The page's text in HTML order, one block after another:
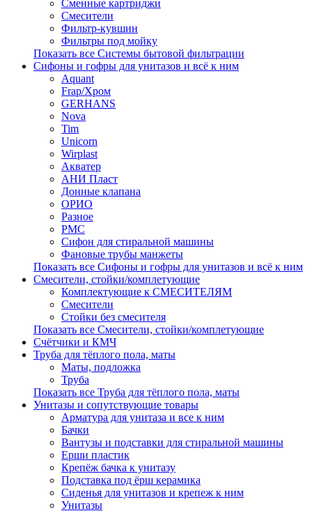
Сменные картриджи
Смесители
Фильтр-кувшин
Фильтры под мойку
Показать все Системы бытовой фильтрации
Сифоны и гофры для унитазов и всё к ним
Aquant
Frap/Хром
GERHANS
Nova
Tim
Unicorn
Wirplast
Акватер
АНИ Пласт
Донные клапана
ОРИО
Разное
РМС
Сифон для стиральной машины
Фановые трубы манжеты
Показать все Сифоны и гофры для унитазов и всё к ним
Смесители, стойки/комплетующие
Комплектующие к СМЕСИТЕЛЯМ
Смесители
Стойки без смесителя
Показать все Смесители, стойки/комплетующие
Счётчики и КМЧ
Труба для тёплого пола, маты
Маты, подложка
Труба
Показать все Труба для тёплого пола, маты
Унитазы и сопутствующие товары
Арматура для унитаза и все к ним
Бачки
Вантузы и подставки для стиральной машины
Ерши пластик
Крепёж бачка к унитазу
Подставка под ёрш керамика
Сиденья для унитазов и крепеж к ним
Унитазы